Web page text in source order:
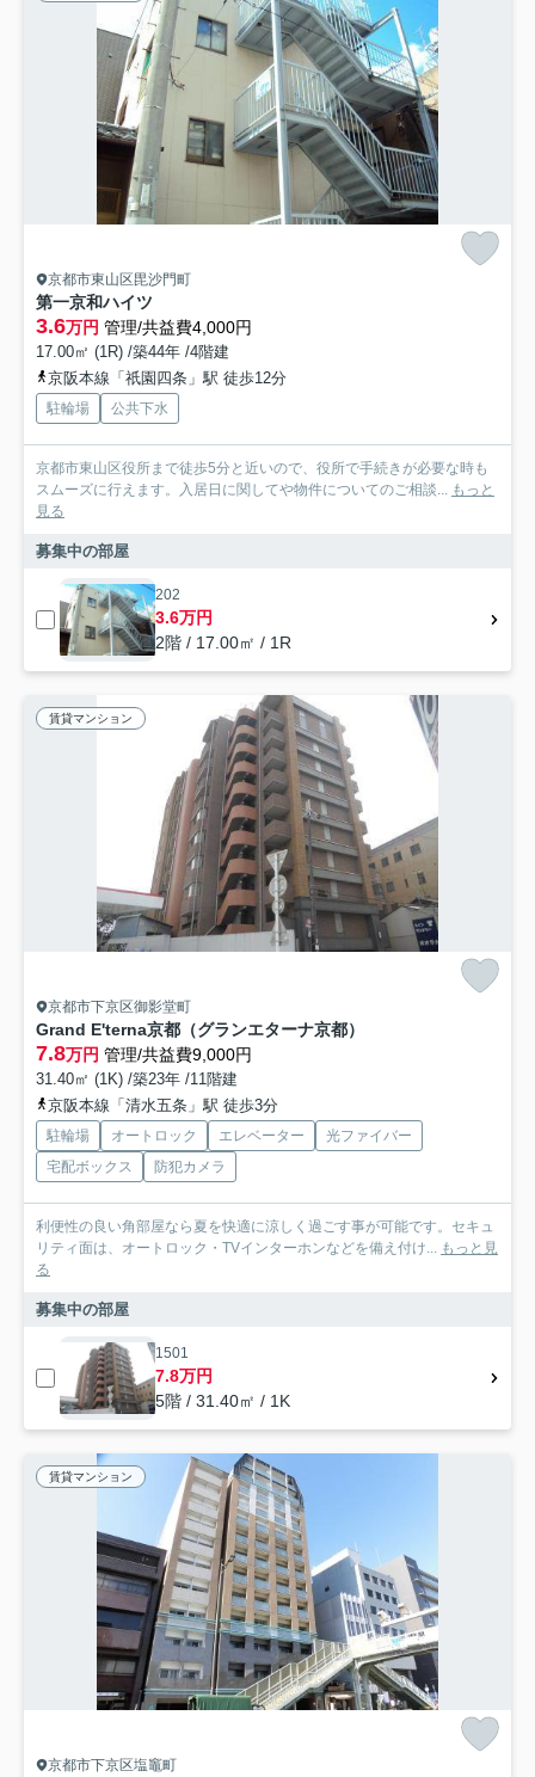
京都市東山区毘沙門町
第一京和ハイツ
3.6万円 管理/共益費4,000円
17.00㎡ (1R) /築44年 /4階建
京阪本線「祇園四条」駅 徒歩12分
駐輪場 公共下水
京都市東山区役所まで徒歩5分と近いので、役所で手続きが必要な時も
スムーズに行えます。入居日に関してや物件についてのご相談... もっと
見る
募集中の部屋
202
3.6万円
2階 / 17.00㎡ / 1R
賃貸マンション
京都市下京区御影堂町
Grand E'terna京都（グランエターナ京都）
7.8万円 管理/共益費9,000円
31.40㎡ (1K) /築23年 /11階建
京阪本線「清水五条」駅 徒歩3分
駐輪場 オートロック エレベーター
光ファイバー
宅配ボックス
防犯カメラ
利便性の良い角部屋なら夏を快適に涼しく過ごす事が可能です。セキュ
リティ面は、オートロック・TVインターホンなどを備え付け... もっと見
る
募集中の部屋
1501
7.8万円
5階 / 31.40㎡ / 1K
賃貸マンション
京都市下京区塩竈町